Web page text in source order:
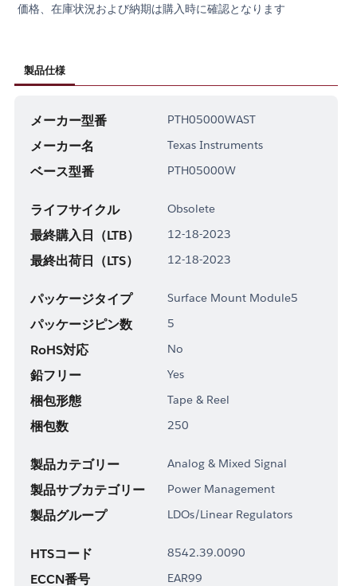
価格、在庫状況および納期は購入時に確認となります
製品仕様
メーカー型番 PTH05000WAST
メーカー名 Texas Instruments
ベース型番 PTH05000W
ライフサイクル Obsolete
最終購入日（LTB） 12-18-2023
最終出荷日（LTS） 12-18-2023
パッケージタイプ Surface Mount Module5
パッケージピン数 5
RoHS対応 No
鉛フリー Yes
梱包形態 Tape & Reel
梱包数 250
製品カテゴリー Analog & Mixed Signal
製品サブカテゴリー Power Management
製品グループ LDOs/Linear Regulators
HTSコード 8542.39.0090
ECCN番号 EAR99